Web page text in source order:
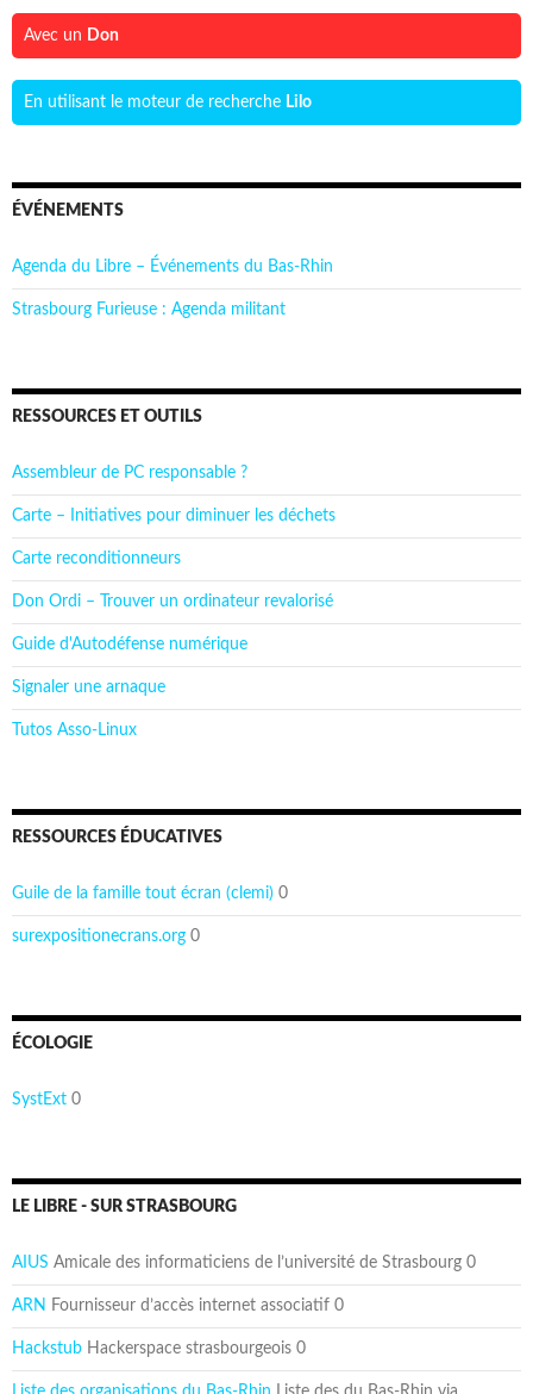
Avec un Don
En utilisant le moteur de recherche Lilo
ÉVÉNEMENTS
Agenda du Libre – Événements du Bas-Rhin
Strasbourg Furieuse : Agenda militant
RESSOURCES ET OUTILS
Assembleur de PC responsable ?
Carte – Initiatives pour diminuer les déchets
Carte reconditionneurs
Don Ordi – Trouver un ordinateur revalorisé
Guide d'Autodéfense numérique
Signaler une arnaque
Tutos Asso-Linux
RESSOURCES ÉDUCATIVES
Guile de la famille tout écran (clemi) 0
surexpositionecrans.org 0
ÉCOLOGIE
SystExt 0
LE LIBRE - SUR STRASBOURG
AIUS Amicale des informaticiens de l’université de Strasbourg 0
ARN Fournisseur d’accès internet associatif 0
Hackstub Hackerspace strasbourgeois 0